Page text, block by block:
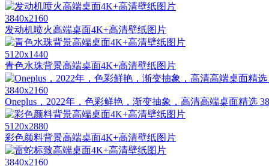
3840x2160
发动机喷火高端桌面4K+高清壁纸图片
5120x1440
青色水珠背景高端桌面4K+高清壁纸图片
3840x2160
Oneplus，2022年，色彩鲜艳，渐变抽象，高清高端桌面精选
5120x2880
彩色颜料背景高端桌面4K+高清壁纸图片
3840x2160